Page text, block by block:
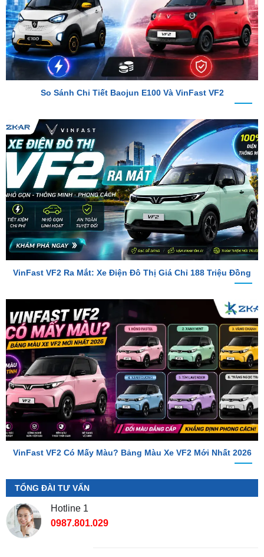
So Sánh Chi Tiết Baojun E100 Và VinFast VF2
VinFast VF2 Ra Mắt: Xe Điện Đô Thị Giá Chỉ 188 Triệu Đồng
VinFast VF2 Có Mấy Màu? Bảng Màu Xe VF2 Mới Nhất 2026
TỔNG ĐÀI TƯ VẤN
Hotline 1
0987.801.029